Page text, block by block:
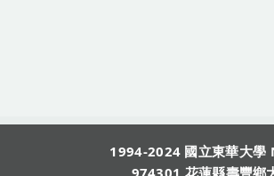
1994-2024 國立東華大